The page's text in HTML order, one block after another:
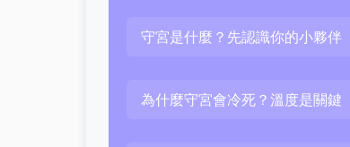
守宮是什麼？先認識你的小夥伴
為什麼守宮會冷死？溫度是關鍵